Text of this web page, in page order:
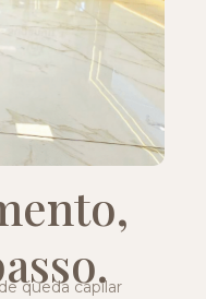
queda capilar